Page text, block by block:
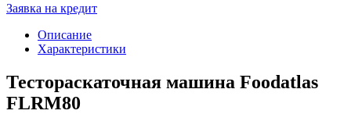
Заявка на кредит
Описание
Характеристики
Тестораскаточная машина Foodatlas
FLRM80